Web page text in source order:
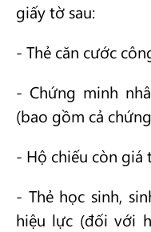
giấy tờ sau:
- Thẻ căn cước
- Chứng minh
(bao gồm cả
- Hộ chiếu còn giá
- Thẻ học sinh,
hiệu lực (đối với